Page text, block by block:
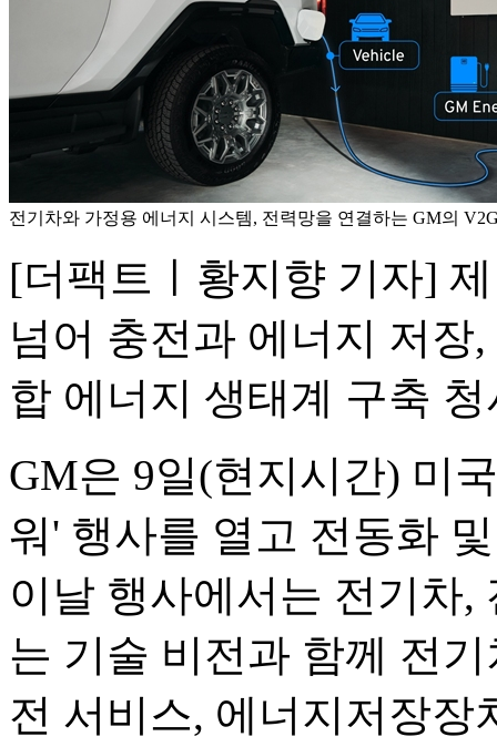
전기차와 가정용 에너지 시스템, 전력망을 연결하는 GM의
[더팩트ㅣ황지향 기자]
넘어 충전과 에너지 저장
합 에너지 생태계 구축
GM은 9일(현지시간) 미
워' 행사를 열고 전동화
이날 행사에서는 전기차,
는 기술 비전과 함께 전
전 서비스, 에너지저장장